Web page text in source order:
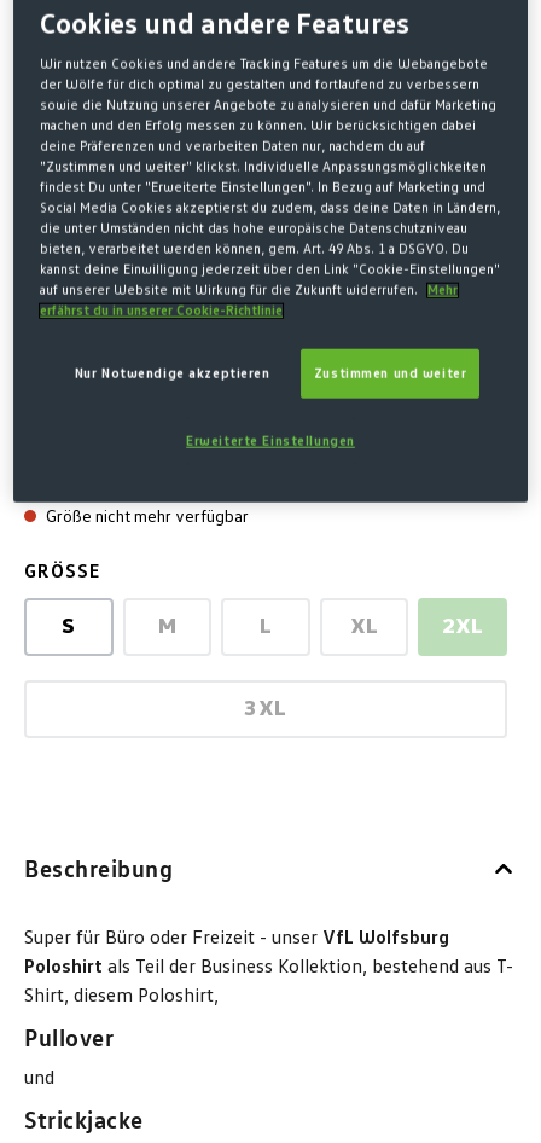
Home SALE
POLOSHIRT BUSINESS OLIV
21,00 €*
-47%
Größe nicht mehr verfügbar
GRÖSSE
S M(Diese Option ist zurzeit nicht
L
(Diese Option ist zurzeit
XL(Diese Option ist
2XL(Diese
3XL(Diese Option ist zurzeit
Beschreibung
Super für Büro oder Freizeit - unser VfL Wolfsburg
Poloshirt als Teil der Business Kollektion, bestehend aus T-
Shirt, diesem Poloshirt,
Pullover
und
Strickjacke
Cookies und andere Features
Wir nutzen Cookies und andere Tracking Features um die Webangebote
der Wölfe für dich optimal zu gestalten und fortlaufend zu verbessern
sowie die Nutzung unserer Angebote zu analysieren und dafür Marketing
machen und den Erfolg messen zu können. Wir berücksichtigen dabei
deine Präferenzen und verarbeiten Daten nur, nachdem du auf
"Zustimmen und weiter" klickst. Individuelle Anpassungsmöglichkeiten
findest Du unter "Erweiterte Einstellungen". In Bezug auf Marketing und
Social Media Cookies akzeptierst du zudem, dass deine Daten in Ländern,
die unter Umständen nicht das hohe europäische Datenschutzniveau
bieten, verarbeitet werden können, gem. Art. 49 Abs. 1 a DSGVO. Du
kannst deine Einwilligung jederzeit über den Link "Cookie-Einstellungen"
auf unserer Website mit Wirkung für die Zukunft widerrufen.
Mehr
erfährst du in unserer Cookie-Richtlinie
Nur Notwendige akzeptieren Zustimmen und weiter
Erweiterte Einstellungen